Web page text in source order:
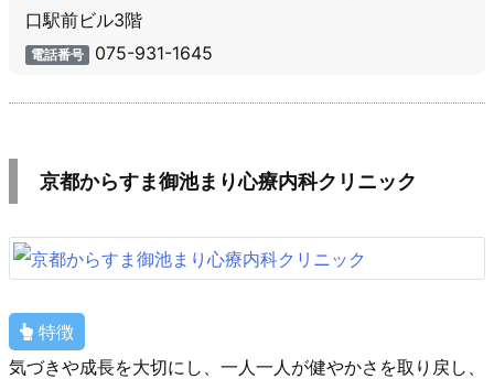
口駅前ビル3階
電話番号 075-931-1645
京都からすま御池まり心療内科クリニック
特徴
気づきや成長を大切にし、一人一人が健やかさを取り戻し、